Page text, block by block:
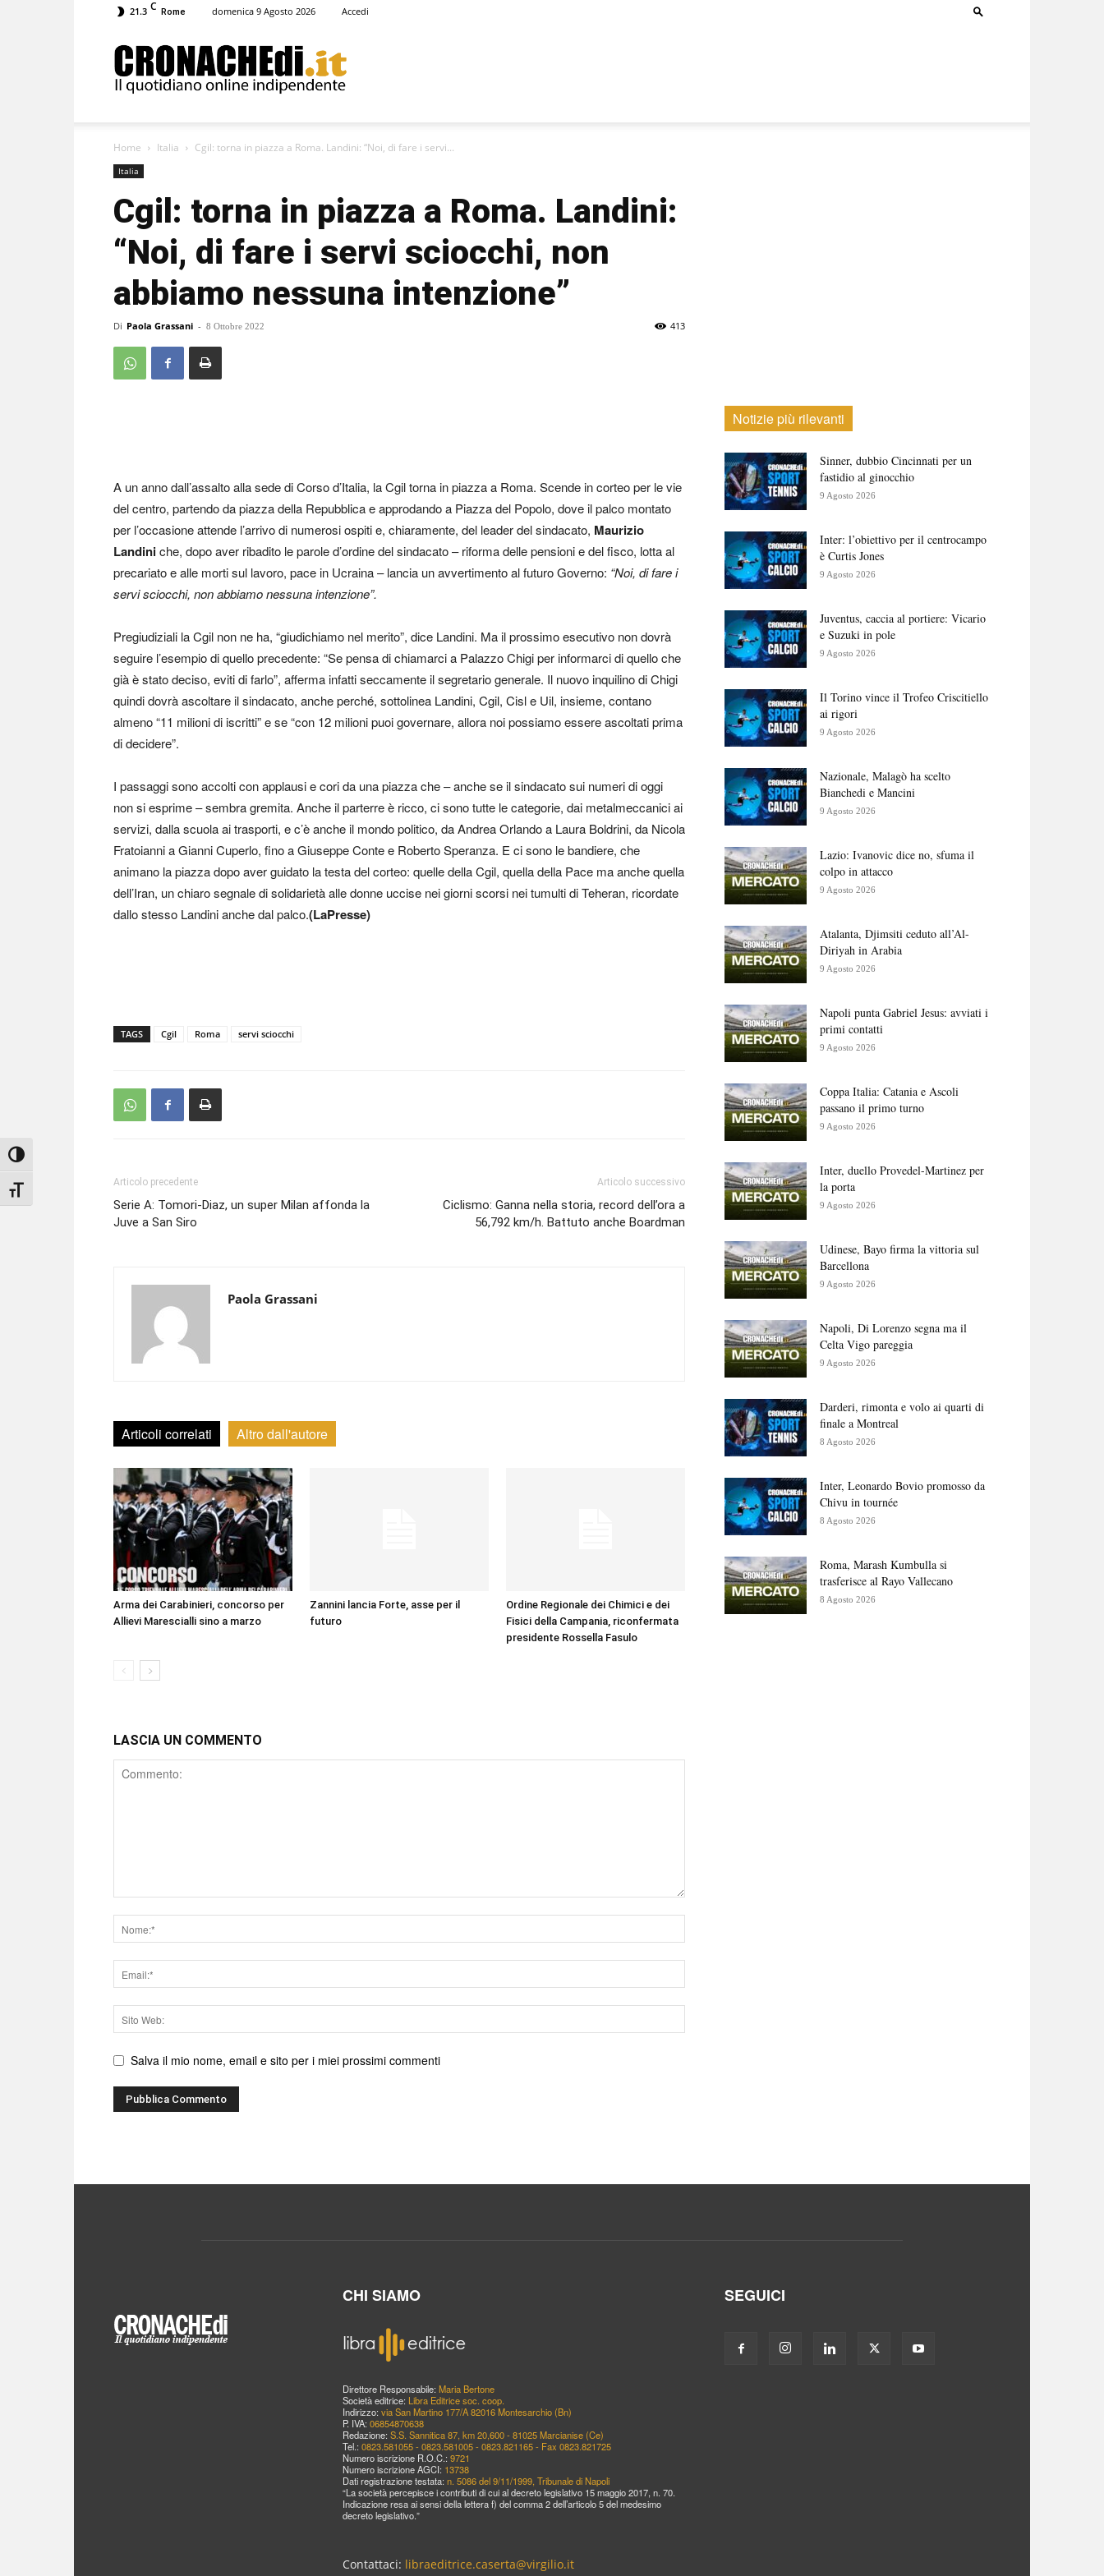
Attiva/disattiva alto contrasto
Attiva/disattiva dimensione testo
21.3 C Rome domenica 9 Agosto 2026 Accedi
Home Italia Cgil: torna in piazza a Roma. Landini: “Noi, di fare i servi...
Italia
Cgil: torna in piazza a Roma. Landini:
“Noi, di fare i servi sciocchi, non
abbiamo nessuna intenzione”
Di Paola Grassani - 8 Ottobre 2022 413
A un anno dall’assalto alla sede di Corso d’Italia, la Cgil torna in piazza a Roma. Scende in corteo per le vie
del centro, partendo da piazza della Repubblica e approdando a Piazza del Popolo, dove il palco montato
per l’occasione attende l’arrivo di numerosi ospiti e, chiaramente, del leader del sindacato, Maurizio
Landiniche, dopo aver ribadito le parole d’ordine del sindacato – riforma delle pensioni e del fisco, lotta al
precariato e alle morti sul lavoro, pace in Ucraina – lancia un avvertimento al futuro Governo: “Noi, di fare i
servi sciocchi, non abbiamo nessuna intenzione”.
Pregiudiziali la Cgil non ne ha, “giudichiamo nel merito”, dice Landini. Ma il prossimo esecutivo non dovrà
seguire l’esempio di quello precedente: “Se pensa di chiamarci a Palazzo Chigi per informarci di quello che
già è stato deciso, eviti di farlo”, afferma infatti seccamente il segretario generale. Il nuovo inquilino di Chigi
quindi dovrà ascoltare il sindacato, anche perché, sottolinea Landini, Cgil, Cisl e Uil, insieme, contano
almeno “11 milioni di iscritti” e se “con 12 milioni puoi governare, allora noi possiamo essere ascoltati prima
di decidere”.
I passaggi sono accolti con applausi e cori da una piazza che – anche se il sindacato sui numeri di oggi
non si esprime – sembra gremita. Anche il parterre è ricco, ci sono tutte le categorie, dai metalmeccanici ai
servizi, dalla scuola ai trasporti, e c’è anche il mondo politico, da Andrea Orlando a Laura Boldrini, da Nicola
Fratoianni a Gianni Cuperlo, fino a Giuseppe Conte e Roberto Speranza. E ci sono le bandiere, che
animano la piazza dopo aver guidato la testa del corteo: quelle della Cgil, quella della Pace ma anche quella
dell’Iran, un chiaro segnale di solidarietà alle donne uccise nei giorni scorsi nei tumulti di Teheran, ricordate
dallo stesso Landini anche dal palco.(LaPresse)
TAGS Cgil Roma servi sciocchi
Articolo precedente
Serie A: Tomori-Diaz, un super Milan affonda la
Juve a San Siro
Articolo successivo
Ciclismo: Ganna nella storia, record dell’ora a
56,792 km/h. Battuto anche Boardman
Paola Grassani
Articoli correlati Altro dall'autore
Arma dei Carabinieri, concorso per
Allievi Marescialli sino a marzo
Zannini lancia Forte, asse per il
futuro
Ordine Regionale dei Chimici e dei
Fisici della Campania, riconfermata
presidente Rossella Fasulo
LASCIA UN COMMENTO
Comment
Nome
Email
Sito
web
Salva il mio nome, email e sito per i miei prossimi commenti
Notizie più rilevanti
Sinner, dubbio Cincinnati per un
fastidio al ginocchio
9 Agosto 2026
Inter: l’obiettivo per il centrocampo
è Curtis Jones
9 Agosto 2026
Juventus, caccia al portiere: Vicario
e Suzuki in pole
9 Agosto 2026
Il Torino vince il Trofeo Criscitiello
ai rigori
9 Agosto 2026
Nazionale, Malagò ha scelto
Bianchedi e Mancini
9 Agosto 2026
Lazio: Ivanovic dice no, sfuma il
colpo in attacco
9 Agosto 2026
Atalanta, Djimsiti ceduto all’Al-
Diriyah in Arabia
9 Agosto 2026
Napoli punta Gabriel Jesus: avviati i
primi contatti
9 Agosto 2026
Coppa Italia: Catania e Ascoli
passano il primo turno
9 Agosto 2026
Inter, duello Provedel-Martinez per
la porta
9 Agosto 2026
Udinese, Bayo firma la vittoria sul
Barcellona
9 Agosto 2026
Napoli, Di Lorenzo segna ma il
Celta Vigo pareggia
9 Agosto 2026
Darderi, rimonta e volo ai quarti di
finale a Montreal
8 Agosto 2026
Inter, Leonardo Bovio promosso da
Chivu in tournée
8 Agosto 2026
Roma, Marash Kumbulla si
trasferisce al Rayo Vallecano
8 Agosto 2026
CHI SIAMO
Direttore Responsabile: Maria Bertone
Società editrice: Libra Editrice soc. coop.
Indirizzo: via San Martino 177/A 82016 Montesarchio (Bn)
P. IVA: 06854870638
Redazione: S.S. Sannitica 87, km 20,600 - 81025 Marcianise (Ce)
Tel.: 0823.581055 - 0823.581005 - 0823.821165 - Fax 0823.821725
Numero iscrizione R.O.C.: 9721
Numero iscrizione AGCI: 13738
Dati registrazione testata: n. 5086 del 9/11/1999, Tribunale di Napoli
“La società percepisce i contributi di cui al decreto legislativo 15 maggio 2017, n. 70.
Indicazione resa ai sensi della lettera f) del comma 2 dell’articolo 5 del medesimo
decreto legislativo.”
Contattaci: libraeditrice.caserta@virgilio.it
SEGUICI